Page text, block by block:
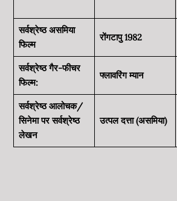
सर्वश्रेष्ठ असमिया
फिल्म
रोंगटापु 1982
सर्वश्रेष्ठ गैर-फीचर
फिल्म:
फ्लावरिंग म्यान
सर्वश्रेष्ठ आलोचक/
सिनेमा पर सर्वश्रेष्ठ
लेखन
उत्पल दत्ता (असमिया)